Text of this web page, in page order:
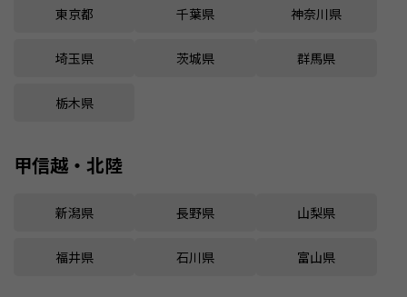
東京都 千葉県 神奈川県
埼玉県 茨城県 群馬県
栃木県
甲信越・北陸
新潟県 長野県 山梨県
福井県 石川県 富山県